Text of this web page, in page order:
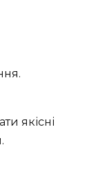
якісні